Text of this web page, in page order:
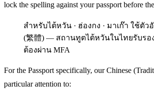
lock the spelling against your passport before
สำหรับไต้หวัน · ฮ่องกง · มาเก๊า ใช้ตัว
(繁體) — สถานทูตไต้หวันในไทยรับรอ
ต้องผ่าน MFA
For the Passport specifically, our Chinese
particular attention to: